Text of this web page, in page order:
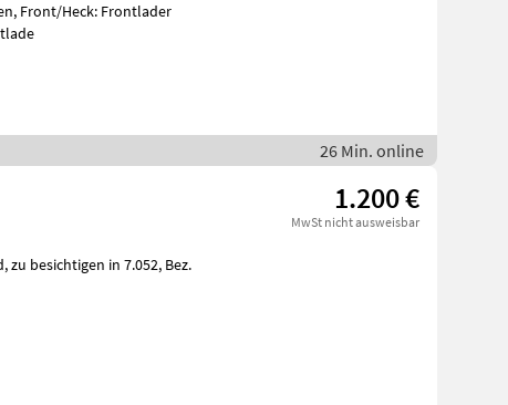
Front/Heck: Frontlader
26 Min. online
1.200 €
MwSt nicht ausweisbar